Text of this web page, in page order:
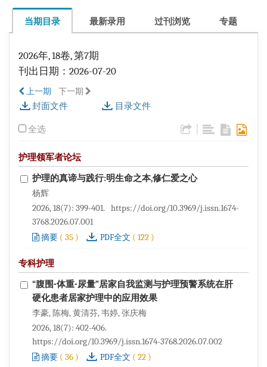
高级检索
当期目录 最新录用 过刊浏览 专题
2026年, 18卷, 第7期
刊出日期：2026-07-20
上一期 下一期
封面文件 目录文件
全选
护理领军者论坛
护理的真谛与践行:明生命之本,修仁爱之心
杨辉
2026, 18(7): 399-401. https://doi.org/10.3969/j.issn.1674-
3768.2026.07.001
摘要 ( 35 ) PDF全文 ( 122 )
专科护理
“腹围-体重-尿量”居家自我监测与护理预警系统在肝
硬化患者居家护理中的应用效果
李豪, 陈梅, 黄清芬, 韦婷, 张庆梅
2026, 18(7): 402-406.
https://doi.org/10.3969/j.issn.1674-3768.2026.07.002
摘要 ( 36 ) PDF全文 ( 22 )